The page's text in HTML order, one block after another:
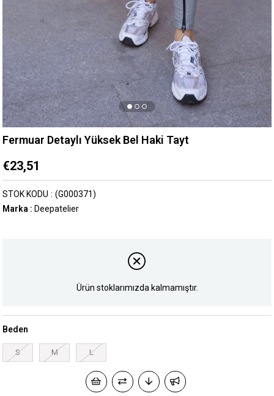
Fermuar Detaylı Yüksek Bel Haki Tayt
€23,51
(G000371)
STOK KODU
Marka : Deepatelier
Ürün stoklarımızda kalmamıştır.
Beden
S M L